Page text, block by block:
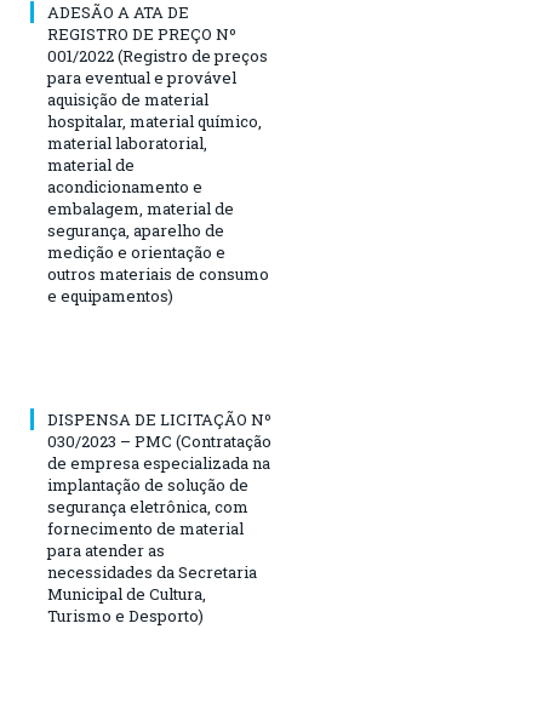
ADESÃO A ATA DE
REGISTRO DE PREÇO Nº
001/2022 (Registro de preços
para eventual e provável
aquisição de material
hospitalar, material químico,
material laboratorial,
material de
acondicionamento e
embalagem, material de
segurança, aparelho de
medição e orientação e
outros materiais de consumo
e equipamentos)
DISPENSA DE LICITAÇÃO Nº
030/2023 – PMC (Contratação
de empresa especializada na
implantação de solução de
segurança eletrônica, com
fornecimento de material
para atender as
necessidades da Secretaria
Municipal de Cultura,
Turismo e Desporto)